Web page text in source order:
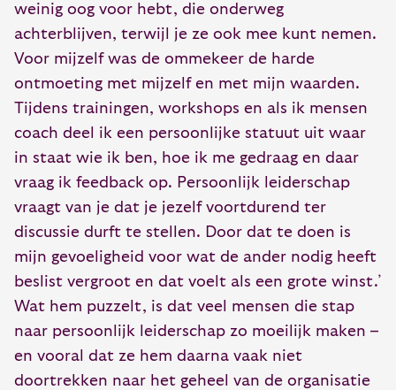
weinig oog voor hebt, die onderweg
achterblijven, terwijl je ze ook mee kunt nemen.
Voor mijzelf was de ommekeer de harde
ontmoeting met mijzelf en met mijn waarden.
Tijdens trainingen, workshops en als ik mensen
coach deel ik een persoonlijke statuut uit waar
in staat wie ik ben, hoe ik me gedraag en daar
vraag ik feedback op. Persoonlijk leiderschap
vraagt van je dat je jezelf voortdurend ter
discussie durft te stellen. Door dat te doen is
mijn gevoeligheid voor wat de ander nodig heeft
beslist vergroot en dat voelt als een grote winst.’
Wat hem puzzelt, is dat veel mensen die stap
naar persoonlijk leiderschap zo moeilijk maken –
en vooral dat ze hem daarna vaak niet
doortrekken naar het geheel van de organisatie